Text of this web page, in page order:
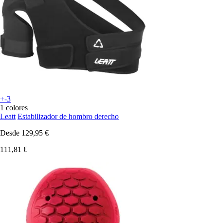
+-3
1 colores
Leatt Estabilizador de hombro derecho
Desde 129,95 €
111,81 €